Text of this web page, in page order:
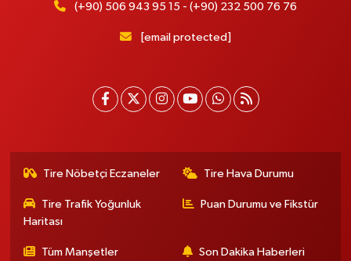
(+90) 506 943 95 15 - (+90) 232 500 76 76
[email protected]
Tire Nöbetçi Eczaneler Tire Hava Durumu
Tire Trafik Yoğunluk
Haritası
Puan Durumu ve Fikstür
Tüm Manşetler Son Dakika Haberleri